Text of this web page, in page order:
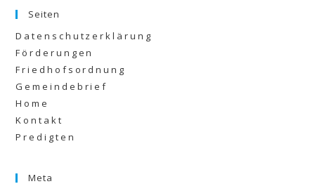
Seiten
Datenschutzerklärung
Förderungen
Friedhofsordnung
Gemeindebrief
Home
Kontakt
Predigten
Meta